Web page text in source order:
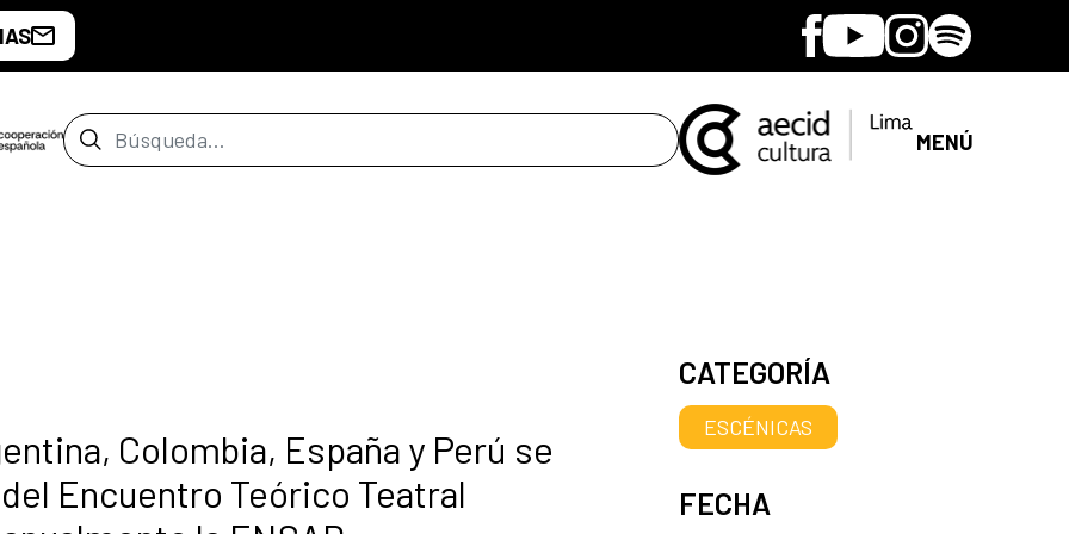
Facebook
YoutubeInstagram
Spotify
Barra de búsqueda MENÚ
Colombia, España y Perú se
Encuentro Teórico Teatral
CATEGORÍA
ESCÉNICAS
FECHA